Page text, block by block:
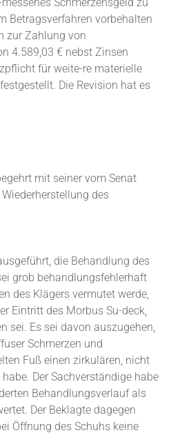
Betragsverfahren vorbehalten
zur Zahlung von
4.589,03 € nebst Zinsen
für weite-re materielle
Die Revision hat es
mit seiner vom Senat
des
die Behandlung des
grob behandlungsfehlerhaft
des Klägers vermutet werde,
Eintritt des Morbus Su-deck,
sei. Es sei davon auszugehen,
Schmerzen und
Fuß einen zirkulären, nicht
Der Sachverständige habe
Behandlungsverlauf als
Der Beklagte dagegen
Öffnung des Schuhs keine